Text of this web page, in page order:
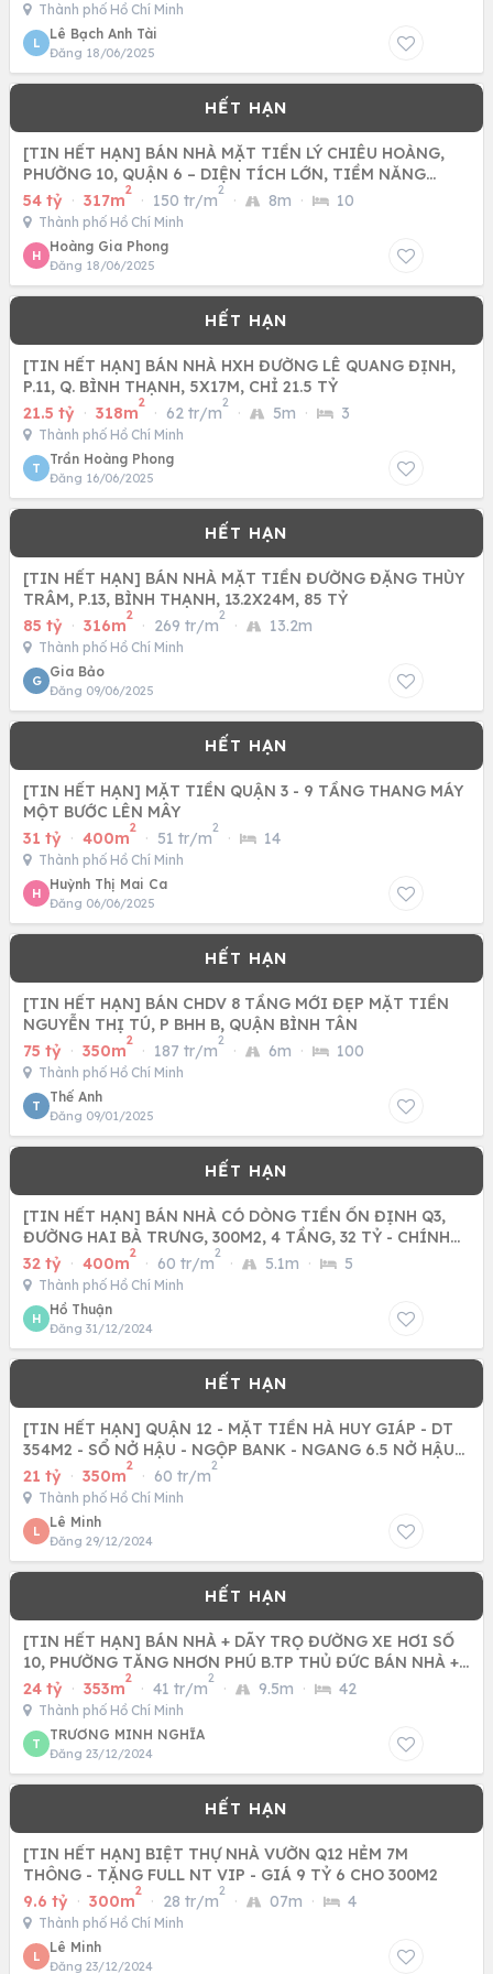
Thành phố Hồ Chí Minh
L
Lê Bạch Anh Tài
Đăng 18/06/2025
[TIN HẾT HẠN] BÁN NHÀ MẶT TIỀN LÝ CHIÊU HOÀNG,
PHƯỜNG 10, QUẬN 6 – DIỆN TÍCH LỚN, TIỀM NĂNG
KHAI THÁC CAO
54 tỷ · 317m
2
· 150 tr/m
2
· 8m · 10
Thành phố Hồ Chí Minh
H
Hoàng Gia Phong
Đăng 18/06/2025
[TIN HẾT HẠN] BÁN NHÀ HXH ĐƯỜNG LÊ QUANG ĐỊNH,
P.11, Q. BÌNH THẠNH, 5X17M, CHỈ 21.5 TỶ
21.5 tỷ · 318m
2
· 62 tr/m
2
· 5m · 3
Thành phố Hồ Chí Minh
T
Trần Hoàng Phong
Đăng 16/06/2025
[TIN HẾT HẠN] BÁN NHÀ MẶT TIỀN ĐƯỜNG ĐẶNG THÙY
TRÂM, P.13, BÌNH THẠNH, 13.2X24M, 85 TỶ
85 tỷ · 316m
2
· 269 tr/m
2
· 13.2m
Thành phố Hồ Chí Minh
G
Gia Bảo
Đăng 09/06/2025
[TIN HẾT HẠN] MẶT TIỀN QUẬN 3 - 9 TẦNG THANG MÁY
MỘT BƯỚC LÊN MÂY
31 tỷ · 400m
2
· 51 tr/m
2
· 14
Thành phố Hồ Chí Minh
H
Huỳnh Thị Mai Ca
Đăng 06/06/2025
[TIN HẾT HẠN] BÁN CHDV 8 TẦNG MỚI ĐẸP MẶT TIỀN
NGUYỄN THỊ TÚ, P BHH B, QUẬN BÌNH TÂN
75 tỷ · 350m
2
· 187 tr/m
2
· 6m · 100
Thành phố Hồ Chí Minh
T
Thế Anh
Đăng 09/01/2025
[TIN HẾT HẠN] BÁN NHÀ CÓ DÒNG TIỀN ỔN ĐỊNH Q3,
ĐƯỜNG HAI BÀ TRƯNG, 300M2, 4 TẦNG, 32 TỶ - CHÍNH
CHỦ
32 tỷ · 400m
2
· 60 tr/m
2
· 5.1m · 5
Thành phố Hồ Chí Minh
H
Hồ Thuận
Đăng 31/12/2024
[TIN HẾT HẠN] QUẬN 12 - MẶT TIỀN HÀ HUY GIÁP - DT
354M2 - SỔ NỞ HẬU - NGỘP BANK - NGANG 6.5 NỞ HẬU
10 - GIÁ 21 TỶ
21 tỷ · 350m
2
· 60 tr/m
2
Thành phố Hồ Chí Minh
L
Lê Minh
Đăng 29/12/2024
[TIN HẾT HẠN] BÁN NHÀ + DÃY TRỌ ĐƯỜNG XE HƠI SỐ
10, PHƯỜNG TĂNG NHƠN PHÚ B.TP THỦ ĐỨC BÁN NHÀ +
DÃY TRỌ
24 tỷ · 353m
2
· 41 tr/m
2
· 9.5m · 42
Thành phố Hồ Chí Minh
T
TRƯƠNG MINH NGHĨA
Đăng 23/12/2024
[TIN HẾT HẠN] BIỆT THỰ NHÀ VƯỜN Q12 HẺM 7M
THÔNG - TẶNG FULL NT VIP - GIÁ 9 TỶ 6 CHO 300M2
9.6 tỷ · 300m
2
· 28 tr/m
2
· 07m · 4
Thành phố Hồ Chí Minh
L
Lê Minh
Đăng 23/12/2024